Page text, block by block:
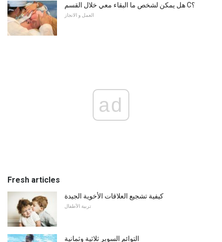
هل يمكن لشخص ما البقاء معي خلال القسم C؟
العمل و الانجاز
ad
Fresh articles
كيفية تشجيع العلاقات الأخوية الجيدة
تربية الأطفال
التوائم السوبر ثلاثية وثمانية